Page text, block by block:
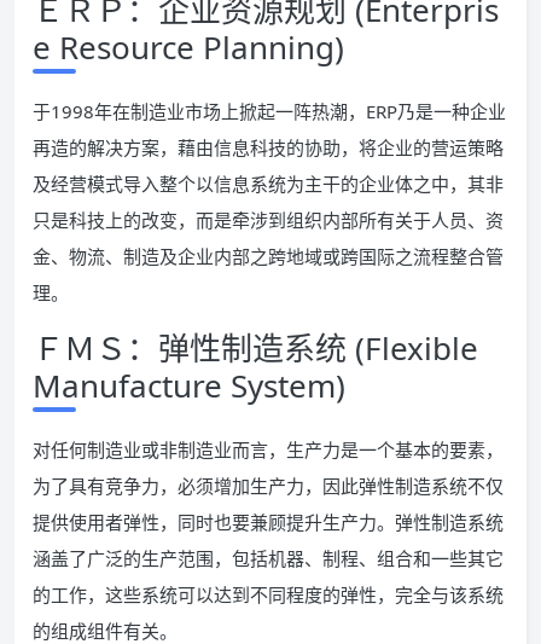
ＥＲＰ：企业资源规划 (Enterpris
e Resource Planning)
于1998年在制造业市场上掀起一阵热潮，ERP乃是一种企业
再造的解决方案，藉由信息科技的协助，将企业的营运策略
及经营模式导入整个以信息系统为主干的企业体之中，其非
只是科技上的改变，而是牵涉到组织内部所有关于人员、资
金、物流、制造及企业内部之跨地域或跨国际之流程整合管
理。
ＦＭＳ：弹性制造系统 (Flexible
Manufacture System)
对任何制造业或非制造业而言，生产力是一个基本的要素，
为了具有竞争力，必须增加生产力，因此弹性制造系统不仅
提供使用者弹性，同时也要兼顾提升生产力。弹性制造系统
涵盖了广泛的生产范围，包括机器、制程、组合和一些其它
的工作，这些系统可以达到不同程度的弹性，完全与该系统
的组成组件有关。